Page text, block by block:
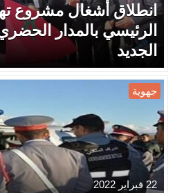
انطلاق أشغال مشروع
الرئيسي بالمدار
الجديد
جهوية
22 فبراير 2022